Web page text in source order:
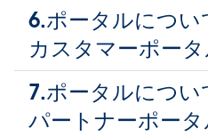
6.ポータルにつ
カスタマーポー
7.ポータルにつ
パートナーポー